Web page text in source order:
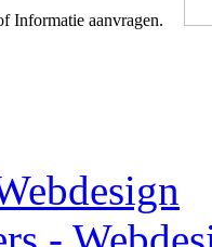
Informatie aanvragen.